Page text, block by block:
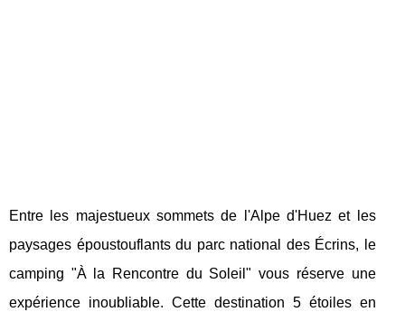
Entre les majestueux sommets de l'Alpe d'Huez et les
paysages époustouflants du parc national des Écrins, le
camping "À la Rencontre du Soleil" vous réserve une
expérience inoubliable. Cette destination 5 étoiles en